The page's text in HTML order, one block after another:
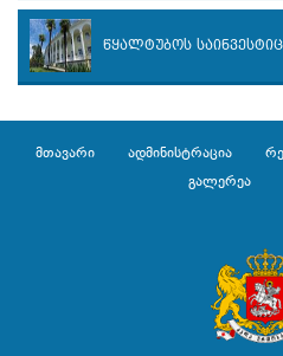
წყალტუბოს
მთავარი ადმინისტრაცია
გალერეა